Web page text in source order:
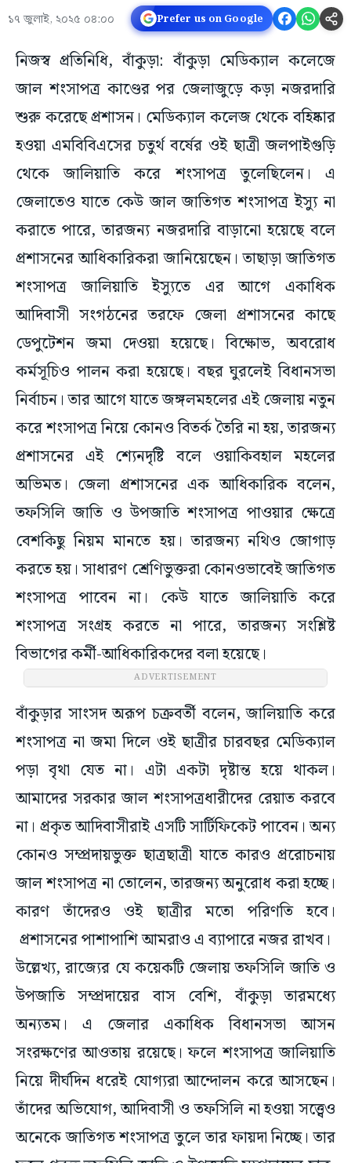
১৭ জুলাই, ২০২৫ ০৪:০০ Prefer us on Google
নিজস্ব প্রতিনিধি, বাঁকুড়া: বাঁকুড়া মেডিক্যাল কলেজে
জাল শংসাপত্র কাণ্ডের পর জেলাজুড়ে কড়া নজরদারি
শুরু করেছে প্রশাসন। মেডিক্যাল কলেজ থেকে বহিষ্কার
হওয়া এমবিবিএসের চতুর্থ বর্ষের ওই ছাত্রী জলপাইগুড়ি
থেকে জালিয়াতি করে শংসাপত্র তুলেছিলেন। এ
জেলাতেও যাতে কেউ জাল জাতিগত শংসাপত্র ইস্যু না
করাতে পারে, তারজন্য নজরদারি বাড়ানো হয়েছে বলে
প্রশাসনের আধিকারিকরা জানিয়েছেন। তাছাড়া জাতিগত
শংসাপত্র জালিয়াতি ইস্যুতে এর আগে একাধিক
আদিবাসী সংগঠনের তরফে জেলা প্রশাসনের কাছে
ডেপুটেশন জমা দেওয়া হয়েছে। বিক্ষোভ, অবরোধ
কর্মসূচিও পালন করা হয়েছে। বছর ঘুরলেই বিধানসভা
নির্বাচন। তার আগে যাতে জঙ্গলমহলের এই জেলায় নতুন
করে শংসাপত্র নিয়ে কোনও বিতর্ক তৈরি না হয়, তারজন্য
প্রশাসনের এই শ্যেনদৃষ্টি বলে ওয়াকিবহাল মহলের
অভিমত। জেলা প্রশাসনের এক আধিকারিক বলেন,
তফসিলি জাতি ও উপজাতি শংসাপত্র পাওয়ার ক্ষেত্রে
বেশকিছু নিয়ম মানতে হয়। তারজন্য নথিও জোগাড়
করতে হয়। সাধারণ শ্রেণিভুক্তরা কোনওভাবেই জাতিগত
শংসাপত্র পাবেন না। কেউ যাতে জালিয়াতি করে
শংসাপত্র সংগ্রহ করতে না পারে, তারজন্য সংশ্লিষ্ট
বিভাগের কর্মী-আধিকারিকদের বলা হয়েছে।
ADVERTISEMENT
বাঁকুড়ার সাংসদ অরূপ চক্রবর্তী বলেন, জালিয়াতি করে
শংসাপত্র না জমা দিলে ওই ছাত্রীর চারবছর মেডিক্যাল
পড়া বৃথা যেত না। এটা একটা দৃষ্টান্ত হয়ে থাকল।
আমাদের সরকার জাল শংসাপত্রধারীদের রেয়াত করবে
না। প্রকৃত আদিবাসীরাই এসটি সার্টিফিকেট পাবেন। অন্য
কোনও সম্প্রদায়ভুক্ত ছাত্রছাত্রী যাতে কারও প্ররোচনায়
জাল শংসাপত্র না তোলেন, তারজন্য অনুরোধ করা হচ্ছে।
কারণ তাঁদেরও ওই ছাত্রীর মতো পরিণতি হবে।
প্রশাসনের পাশাপাশি আমরাও এ ব্যাপারে নজর রাখব।
উল্লেখ্য, রাজ্যের যে কয়েকটি জেলায় তফসিলি জাতি ও
উপজাতি সম্প্রদায়ের বাস বেশি, বাঁকুড়া তারমধ্যে
অন্যতম। এ জেলার একাধিক বিধানসভা আসন
সংরক্ষণের আওতায় রয়েছে। ফলে শংসাপত্র জালিয়াতি
নিয়ে দীর্ঘদিন ধরেই যোগ্যরা আন্দোলন করে আসছেন।
তাঁদের অভিযোগ, আদিবাসী ও তফসিলি না হওয়া সত্ত্বেও
অনেকে জাতিগত শংসাপত্র তুলে তার ফায়দা নিচ্ছে। তার